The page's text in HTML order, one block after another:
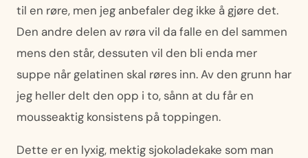
til en røre, men jeg anbefaler deg ikke å gjøre det.
Den andre delen av røra vil da falle en del sammen
mens den står, dessuten vil den bli enda mer
suppe når gelatinen skal røres inn. Av den grunn har
jeg heller delt den opp i to, sånn at du får en
mousseaktig konsistens på toppingen.
Dette er en lyxig, mektig sjokoladekake som man